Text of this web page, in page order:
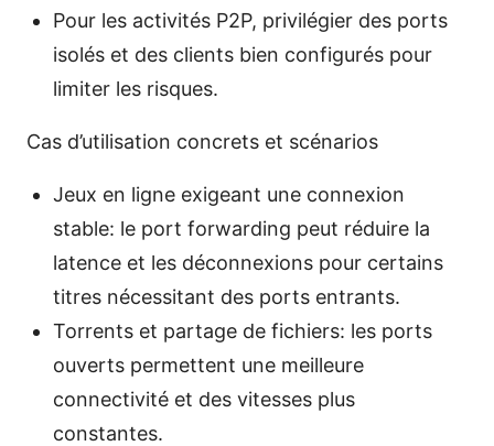
Pour les activités P2P, privilégier des ports
isolés et des clients bien configurés pour
limiter les risques.
Cas d’utilisation concrets et scénarios
Jeux en ligne exigeant une connexion
stable: le port forwarding peut réduire la
latence et les déconnexions pour certains
titres nécessitant des ports entrants.
Torrents et partage de fichiers: les ports
ouverts permettent une meilleure
connectivité et des vitesses plus
constantes.